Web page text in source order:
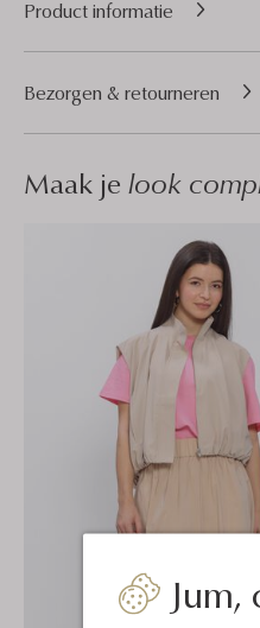
Jum,
Product informatie
Bezorgen & retourneren
Maak je look